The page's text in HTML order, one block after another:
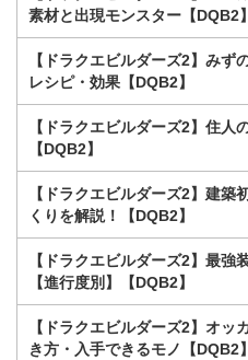
素材と出現モンスター【DQB2】
【ドラクエビルダーズ2】みず
レシピ・効果【DQB2】
【ドラクエビルダーズ2】住人
【DQB2】
【ドラクエビルダーズ2】建築
くりを解説！【DQB2】
【ドラクエビルダーズ2】最強
【進行度別】【DQB2】
【ドラクエビルダーズ2】オッ
き方・入手できるモノ【DQB2】